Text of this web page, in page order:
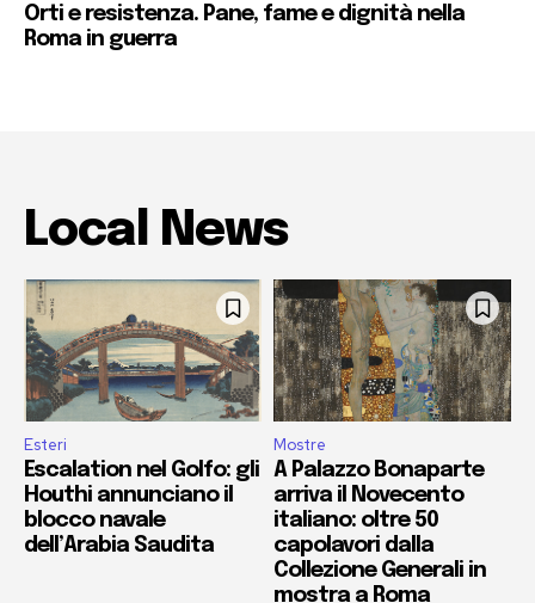
Orti e resistenza. Pane, fame e dignità nella
Roma in guerra
Local News
Esteri
Escalation nel Golfo: gli
Houthi annunciano il
blocco navale
dell’Arabia Saudita
Mostre
A Palazzo Bonaparte
arriva il Novecento
italiano: oltre 50
capolavori dalla
Collezione Generali in
mostra a Roma